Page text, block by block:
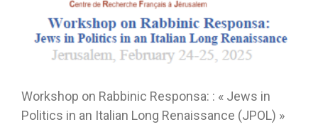
Workshop on Rabbinic Responsa: : « Jews in
Politics in an Italian Long Renaissance (JPOL) »